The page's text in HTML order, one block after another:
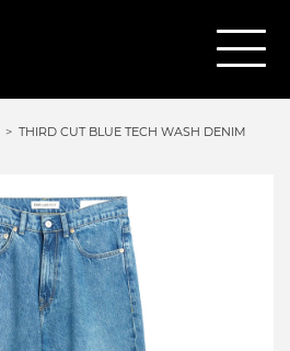
THIRD CUT BLUE TECH WASH DENIM